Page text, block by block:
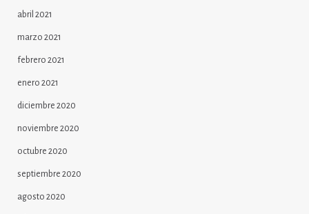
abril 2021
marzo 2021
febrero 2021
enero 2021
diciembre 2020
noviembre 2020
octubre 2020
septiembre 2020
agosto 2020